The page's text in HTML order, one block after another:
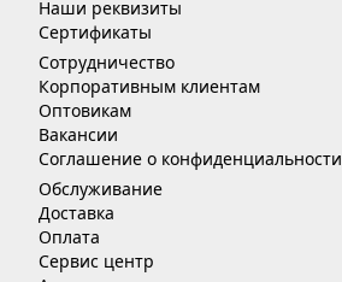
Наши реквизиты
Сертификаты
Сотрудничество
Корпоративным клиентам
Оптовикам
Вакансии
Соглашение о конфиденциальности
Обслуживание
Доставка
Оплата
Сервис центр